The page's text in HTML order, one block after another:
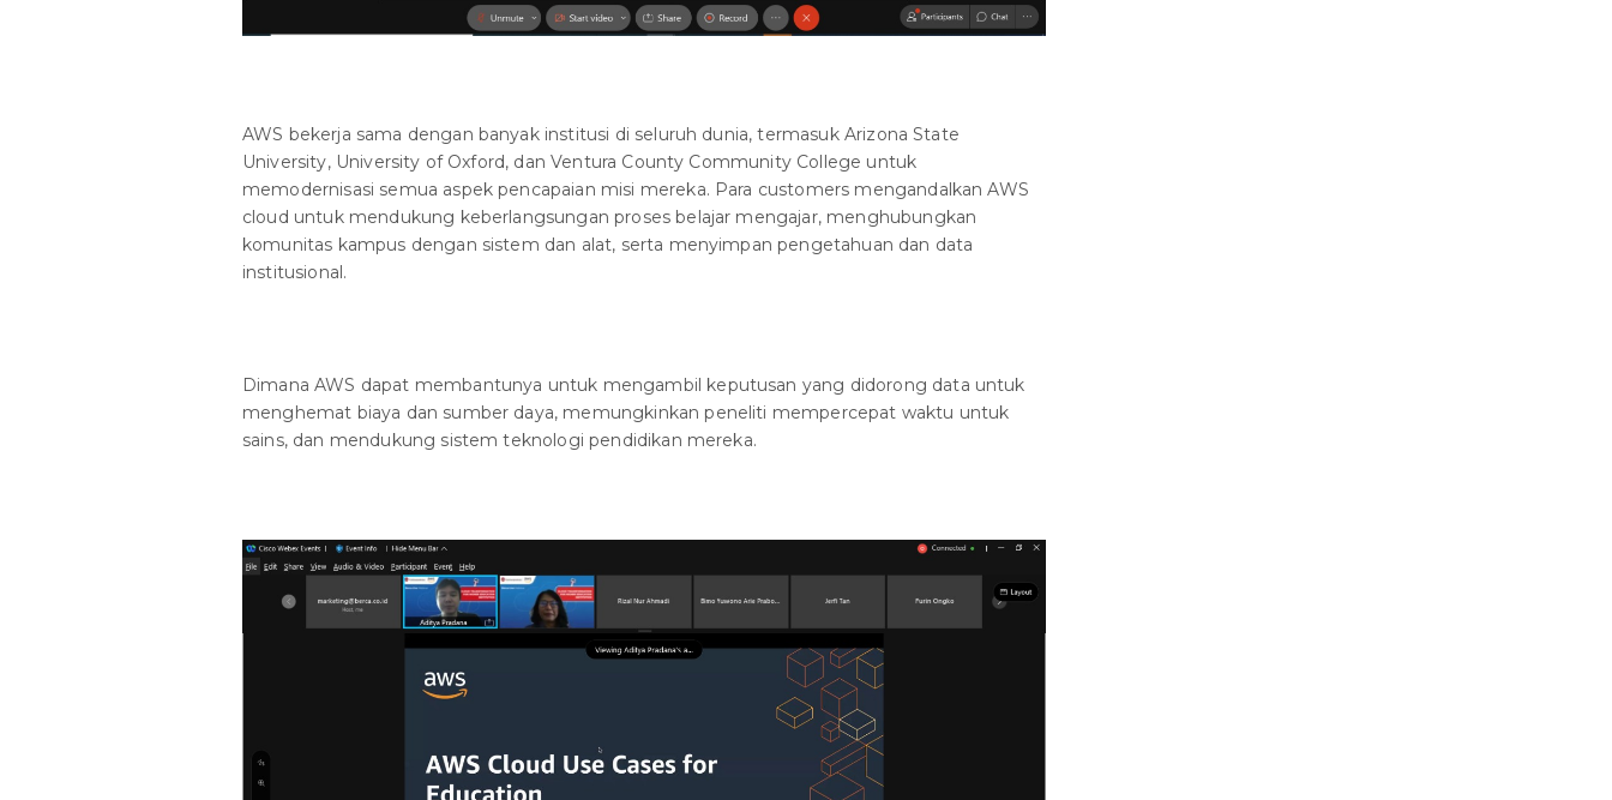
AWS bekerja sama dengan banyak institusi di seluruh dunia, termasuk Arizona State
University, University of Oxford, dan Ventura County Community College untuk
memodernisasi semua aspek pencapaian misi mereka. Para customers mengandalkan AWS
cloud untuk mendukung keberlangsungan proses belajar mengajar, menghubungkan
komunitas kampus dengan sistem dan alat, serta menyimpan pengetahuan dan data
institusional.
Dimana AWS dapat membantunya untuk mengambil keputusan yang didorong data untuk
menghemat biaya dan sumber daya, memungkinkan peneliti mempercepat waktu untuk
sains, dan mendukung sistem teknologi pendidikan mereka.